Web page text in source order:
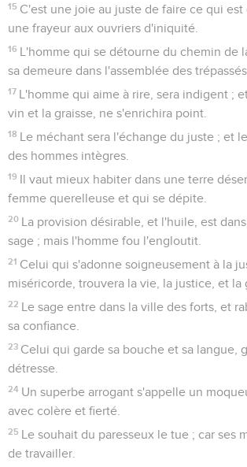
15 C'est une joie au juste de faire ce qui est
une frayeur aux ouvriers d'iniquité.
16 L'homme qui se détourne du chemin de
sa demeure dans l'assemblée des trépassés.
17 L'homme qui aime à rire, sera indigent ;
vin et la graisse, ne s'enrichira point.
18 Le méchant sera l'échange du juste ; et
des hommes intègres.
19 Il vaut mieux habiter dans une terre
femme querelleuse et qui se dépite.
20 La provision désirable, et l'huile, est
sage ; mais l'homme fou l'engloutit.
21 Celui qui s'adonne soigneusement à la
miséricorde, trouvera la vie, la justice, et la
22 Le sage entre dans la ville des forts, et
sa confiance.
23 Celui qui garde sa bouche et sa langue,
détresse.
24 Un superbe arrogant s'appelle un
avec colère et fierté.
25 Le souhait du paresseux le tue ; car ses
de travailler.